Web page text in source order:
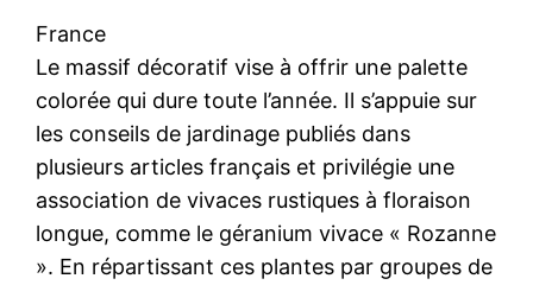
France
Le massif décoratif vise à offrir une palette
colorée qui dure toute l’année. Il s’appuie sur
les conseils de jardinage publiés dans
plusieurs articles français et privilégie une
association de vivaces rustiques à floraison
longue, comme le géranium vivace « Rozanne
». En répartissant ces plantes par groupes de